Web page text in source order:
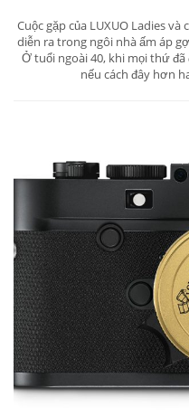
Cuộc gặp của LUXUO Ladies
diễn ra trong ngôi nhà ấm áp
Ở tuổi ngoài 40, khi mọi thứ
nếu cách đây hơn